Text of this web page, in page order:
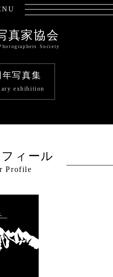
真家協会
Society
写真集
exhibition
ィール
Profile